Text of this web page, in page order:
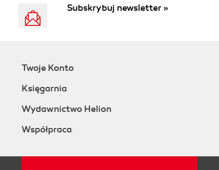
Subskrybuj newsletter »
Twoje Konto
Księgarnia
Wydawnictwo Helion
Współpraca